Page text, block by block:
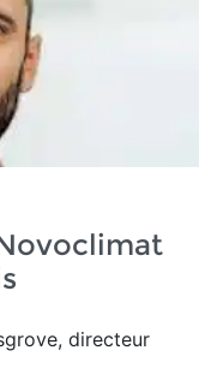
directeur